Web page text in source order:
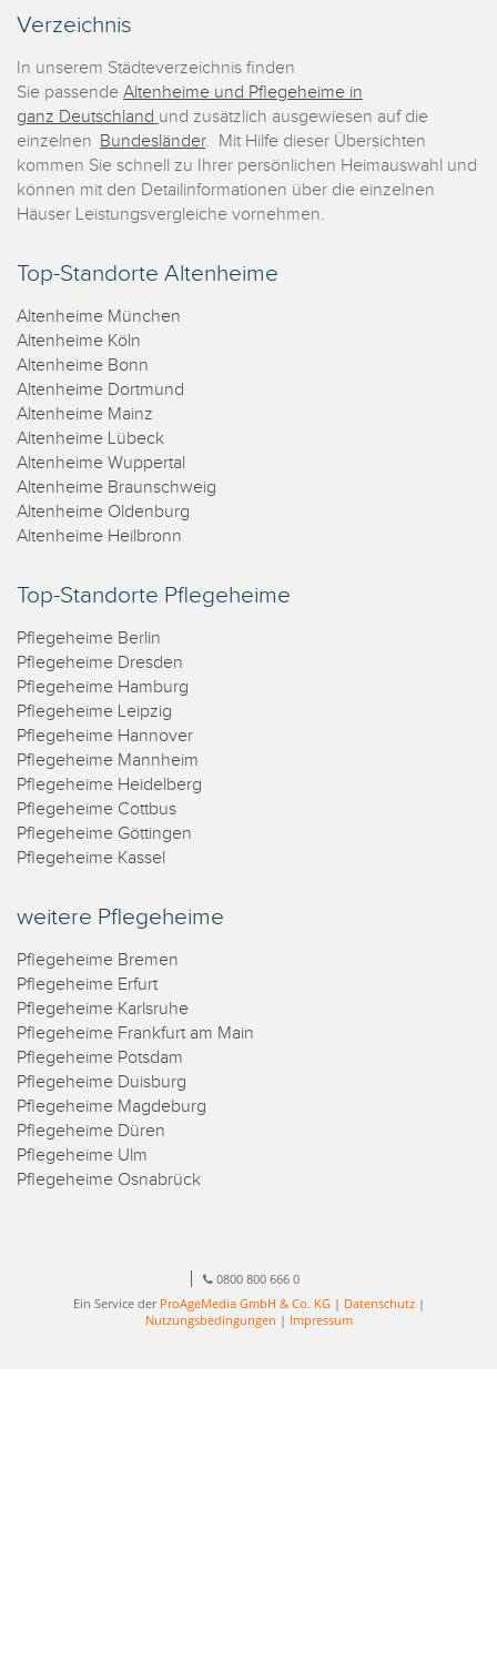
Verzeichnis
In unserem Städteverzeichnis finden
Sie passende Altenheime und Pflegeheime in
ganz Deutschland und zusätzlich ausgewiesen auf die
einzelnen Bundesländer. Mit Hilfe dieser Übersichten
kommen Sie schnell zu Ihrer persönlichen Heimauswahl und
können mit den Detailinformationen über die einzelnen
Häuser Leistungsvergleiche vornehmen.
Top-Standorte Altenheime
Altenheime München
Altenheime Köln
Altenheime Bonn
Altenheime Dortmund
Altenheime Mainz
Altenheime Lübeck
Altenheime Wuppertal
Altenheime Braunschweig
Altenheime Oldenburg
Altenheime Heilbronn
Top-Standorte Pflegeheime
Pflegeheime Berlin
Pflegeheime Dresden
Pflegeheime Hamburg
Pflegeheime Leipzig
Pflegeheime Hannover
Pflegeheime Mannheim
Pflegeheime Heidelberg
Pflegeheime Cottbus
Pflegeheime Göttingen
Pflegeheime Kassel
weitere Pflegeheime
Pflegeheime Bremen
Pflegeheime Erfurt
Pflegeheime Karlsruhe
Pflegeheime Frankfurt am Main
Pflegeheime Potsdam
Pflegeheime Duisburg
Pflegeheime Magdeburg
Pflegeheime Düren
Pflegeheime Ulm
Pflegeheime Osnabrück
0800 800 666 0
Ein Service der ProAgeMedia GmbH & Co. KG| Datenschutz|
Nutzungsbedingungen | Impressum